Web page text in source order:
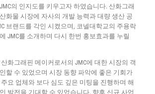
의 인지도를 키우고자 하였습니다. 산화그래
화물 시장에 자사의 개발 능력과 대량 생산 공
브랜드를 각인 시켰으며, 코넬대학교의 주용락
JMC를 소개하며 다시 한번 홍보효과를 누릴
화그래핀 메이커로서의 JMC에 대한 시장의 객
할 수 있었으며 시장 동향 파악에 좋은 기회가
요 업체와 보다 심도 깊은 미팅을 진행하며 해
발전을 기대할 수 있었습니다. 향후 신규 사업